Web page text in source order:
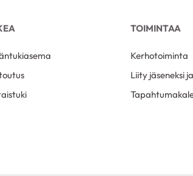
TOIMINTAA
Kerhotoiminta
Liity jäseneksi